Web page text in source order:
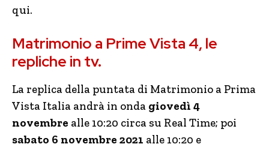
qui.
Matrimonio a Prime Vista 4, le
repliche in tv.
La replica della puntata di Matrimonio a Prima
Vista Italia andrà in onda giovedì 4
novembre alle 10:20 circa su Real Time; poi
sabato 6 novembre 2021 alle 10:20 e